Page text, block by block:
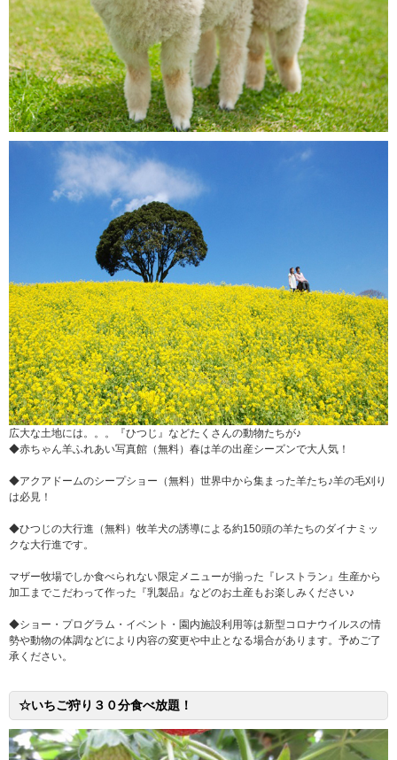
広大な土地には。。。『ひつじ』などたくさんの動物たちが♪
◆赤ちゃん羊ふれあい写真館（無料）春は羊の出産シーズンで大人気！
◆アクアドームのシープショー（無料）世界中から集まった羊たち♪羊の毛刈り
は必見！
◆ひつじの大行進（無料）牧羊犬の誘導による約150頭の羊たちのダイナミッ
クな大行進です。
マザー牧場でしか食べられない限定メニューが揃った『レストラン』生産から
加工までこだわって作った『乳製品』などのお土産もお楽しみください♪
◆ショー・プログラム・イベント・園内施設利用等は新型コロナウイルスの情
勢や動物の体調などにより内容の変更や中止となる場合があります。予めご了
承ください。
☆いちご狩り３０分食べ放題！